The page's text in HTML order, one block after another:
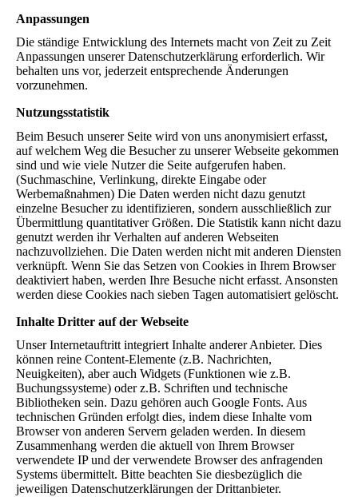
Anpassungen
Die ständige Entwicklung des Internets macht von Zeit zu Zeit
Anpassungen unserer Datenschutzerklärung erforderlich. Wir
behalten uns vor, jederzeit entsprechende Änderungen
vorzunehmen.
Nutzungsstatistik
Beim Besuch unserer Seite wird von uns anonymisiert erfasst,
auf welchem Weg die Besucher zu unserer Webseite gekommen
sind und wie viele Nutzer die Seite aufgerufen haben.
(Suchmaschine, Verlinkung, direkte Eingabe oder
Werbemaßnahmen) Die Daten werden nicht dazu genutzt
einzelne Besucher zu identifizieren, sondern ausschließlich zur
Übermittlung quantitativer Größen. Die Statistik kann nicht dazu
genutzt werden ihr Verhalten auf anderen Webseiten
nachzuvollziehen. Die Daten werden nicht mit anderen Diensten
verknüpft. Wenn Sie das Setzen von Cookies in Ihrem Browser
deaktiviert haben, werden Ihre Besuche nicht erfasst. Ansonsten
werden diese Cookies nach sieben Tagen automatisiert gelöscht.
Inhalte Dritter auf der Webseite
Unser Internetauftritt integriert Inhalte anderer Anbieter. Dies
können reine Content-Elemente (z.B. Nachrichten,
Neuigkeiten), aber auch Widgets (Funktionen wie z.B.
Buchungssysteme) oder z.B. Schriften und technische
Bibliotheken sein. Dazu gehören auch Google Fonts. Aus
technischen Gründen erfolgt dies, indem diese Inhalte vom
Browser von anderen Servern geladen werden. In diesem
Zusammenhang werden die aktuell von Ihrem Browser
verwendete IP und der verwendete Browser des anfragenden
Systems übermittelt. Bitte beachten Sie diesbezüglich die
jeweiligen Datenschutzerklärungen der Drittanbieter.